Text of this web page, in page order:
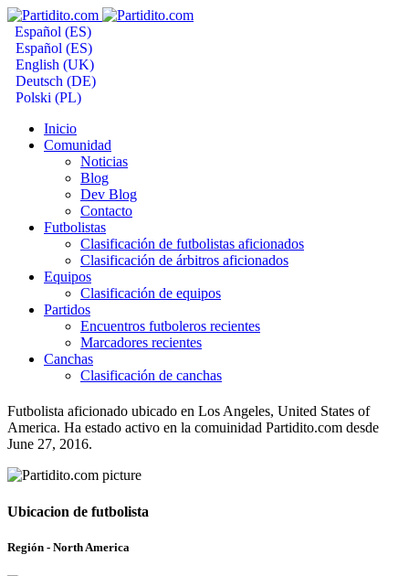
Español (ES)
Español (ES)
English (UK)
Deutsch (DE)
Polski (PL)
Inicio
Comunidad
Noticias
Blog
Dev Blog
Contacto
Futbolistas
Clasificación de futbolistas aficionados
Clasificación de árbitros aficionados
Equipos
Clasificación de equipos
Partidos
Encuentros futboleros recientes
Marcadores recientes
Canchas
Clasificación de canchas
Futbolista aficionado ubicado en Los Angeles, United States of
America. Ha estado activo en la comuinidad Partidito.com desde
June 27, 2016.
Ubicacion de futbolista
Región - North America